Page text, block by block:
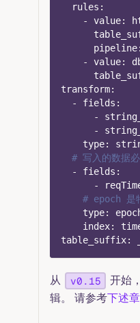
rules :
-
value:
pipeline:
-
value:
transform:
-
fields :
-
-
type:
# 写入的数据
-
fields :
-
# epoch 是
type:
index:
table_suffix:
从 v0.15
开始
辑。 请参考下述